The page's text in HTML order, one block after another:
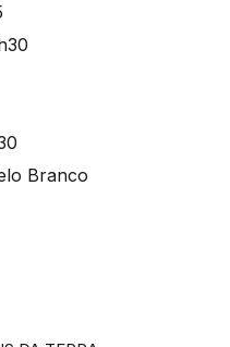
Branco